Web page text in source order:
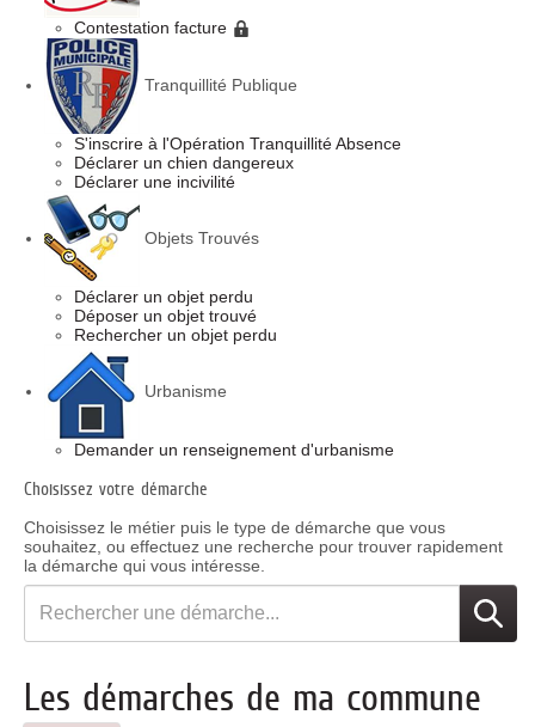
Contestation facture
Tranquillité Publique
S'inscrire à l'Opération Tranquillité Absence
Déclarer un chien dangereux
Déclarer une incivilité
Objets Trouvés
Déclarer un objet perdu
Déposer un objet trouvé
Rechercher un objet perdu
Urbanisme
Demander un renseignement d'urbanisme
Choisissez votre démarche
Choisissez le métier puis le type de démarche que vous
souhaitez, ou effectuez une recherche pour trouver rapidement
la démarche qui vous intéresse.
Rechercher
une
Les démarches de ma commune